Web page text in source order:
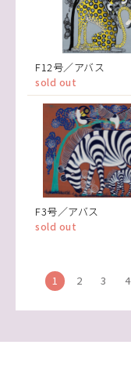
F12号／アバス
sold out
F3号／アバス
sold out
1 2 3 4